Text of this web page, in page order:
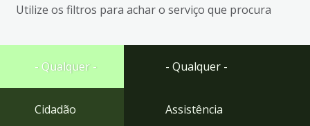
busca
Ir
rodapé
Utilize os filtros para achar o serviço que procura
- Qualquer -
Cidadão
- Qualquer -
Assistência